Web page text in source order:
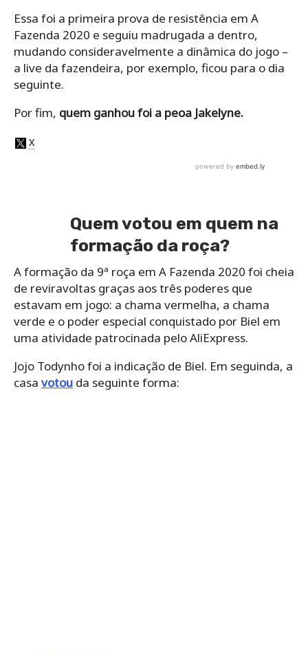
Essa foi a primeira prova de resistência em A
Fazenda 2020 e seguiu madrugada a dentro,
mudando consideravelmente a dinâmica do jogo –
a live da fazendeira, por exemplo, ficou para o dia
seguinte.
Por fim, quem ganhou foi a peoa Jakelyne.
Quem votou em quem na
formação da roça?
A formação da 9ª roça em A Fazenda 2020 foi cheia
de reviravoltas graças aos três poderes que
estavam em jogo: a chama vermelha, a chama
verde e o poder especial conquistado por Biel em
uma atividade patrocinada pelo AliExpress.
Jojo Todynho foi a indicação de Biel. Em seguinda, a
casa votou da seguinte forma: